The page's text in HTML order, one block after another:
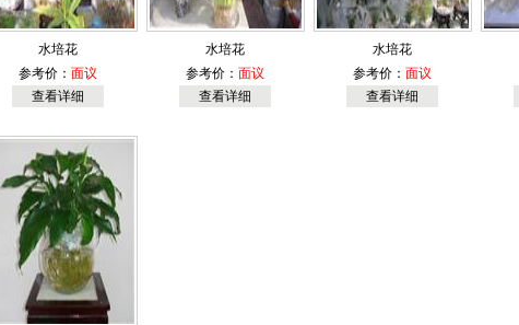
水培花
参考价： 面议
查看详细
水培花
参考价： 面议
查看详细
水培花
参考价： 面议
查看详细